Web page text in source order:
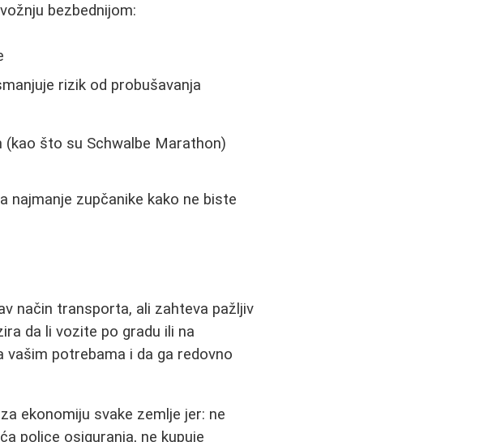
bezbednijom:
rizik od probušavanja
što su Schwalbe Marathon)
najmanje zupčanike kako ne biste
način transporta, ali zahteva pažljiv
da li vozite po gradu ili na
vašim potrebama i da ga redovno
ekonomiju svake zemlje jer: ne
police osiguranja, ne kupuje